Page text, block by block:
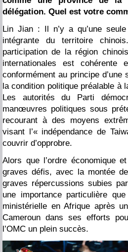
délégation. Quel est votre
Lin Jian : Il n’y a qu’une
intégrante du territoire
participation de la région
internationales est
conformément au principe d’une
la condition politique préalable à
Les autorités du Parti
manœuvres politiques sous
recourant à des moyens
visant l’« indépendance de
couvrir d’opprobre.
Alors que l’ordre économique
graves défis, avec la montée
graves répercussions subies
une importance particulière
ministérielle en Afrique après
Cameroun dans ses efforts
l’OMC un plein succès.